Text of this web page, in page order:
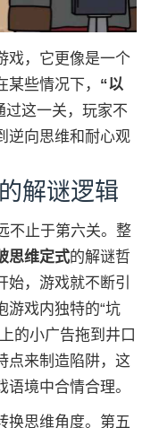
戏，它更像是一个
些情况下， “以
过这一关，玩家不
逆向思维和耐心观
解谜逻辑
不止于第六关。整
思维定式的解谜哲
，游戏就不断引
游戏内独特的“坑
的小广告拖到井口
点来制造陷阱，这
境中合情合理。
换思维角度。第五